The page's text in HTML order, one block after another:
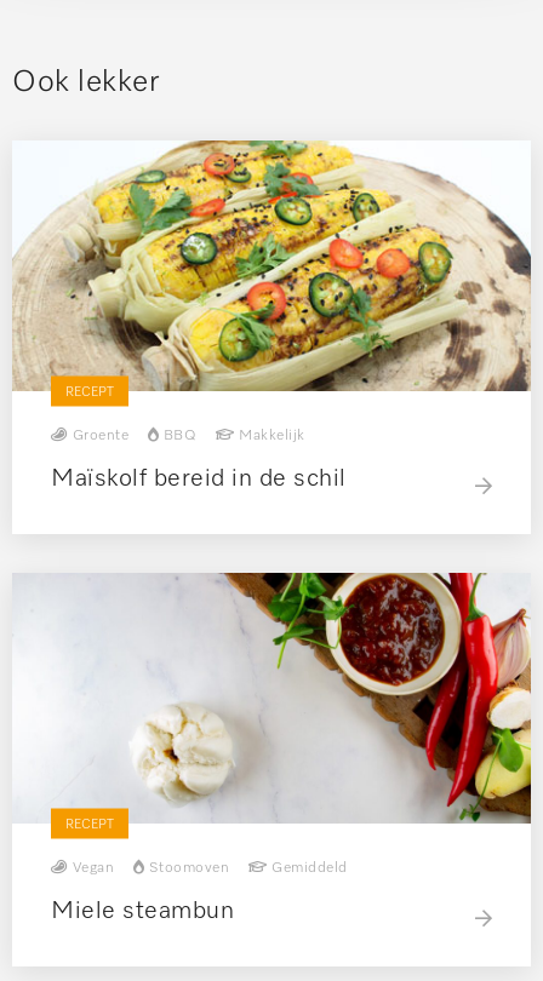
Ook lekker
RECEPT
Groente BBQ Makkelijk
Maïskolf bereid in de schil
RECEPT
Vegan Stoomoven Gemiddeld
Miele steambun